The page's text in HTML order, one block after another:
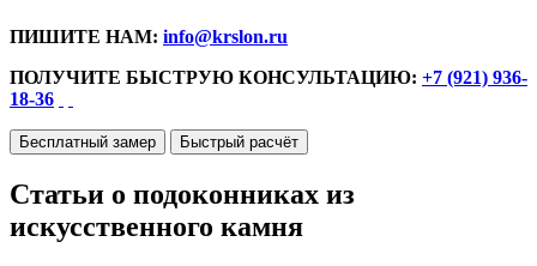
ПИШИТЕ НАМ: info@krslon.ru
ПОЛУЧИТЕ БЫСТРУЮ КОНСУЛЬТАЦИЮ: +7 (921) 936-
18-36
Бесплатный замер Быстрый расчёт
Статьи о подоконниках из
искусственного камня